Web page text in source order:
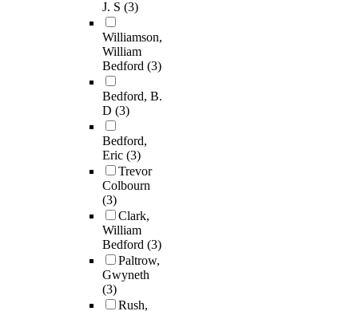
J. S (3)
Williamson,
William
Bedford (3)
Bedford, B.
D (3)
Bedford,
Eric (3)
Trevor
Colbourn
(3)
Clark,
William
Bedford (3)
Paltrow,
Gwyneth
(3)
Rush,